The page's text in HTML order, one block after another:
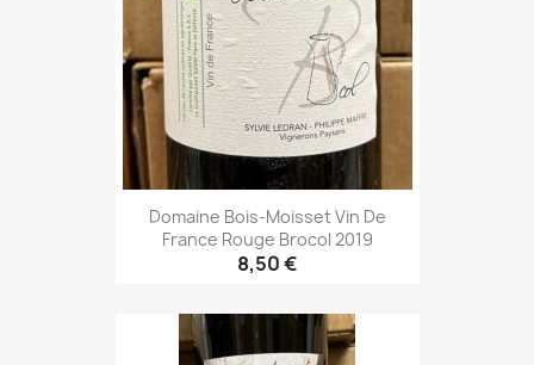
Domaine Bois-Moisset Vin De
France Rouge Brocol 2019
8,50 €